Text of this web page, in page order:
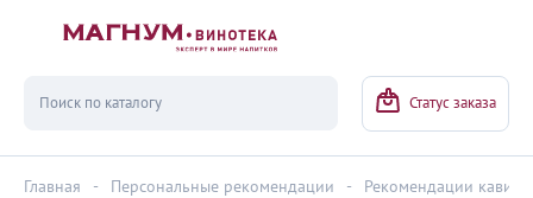
Статус заказа
Главная - Персональные рекомендации - Рекомендации